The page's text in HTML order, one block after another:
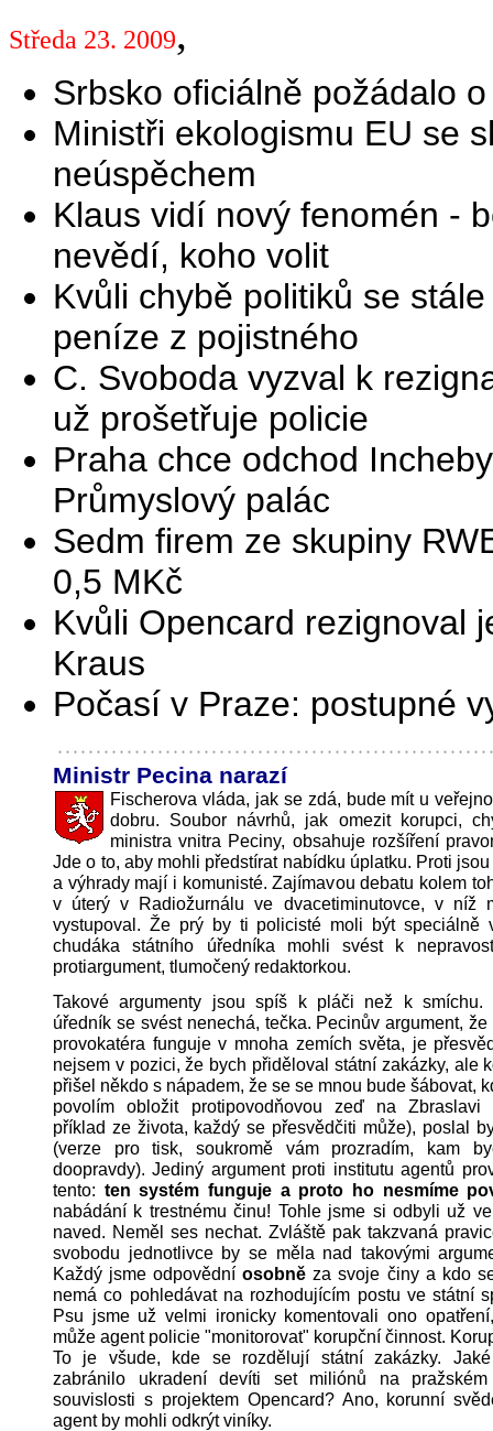
Středa 23. 2009,
Srbsko oficiálně požádalo
Ministři ekologismu EU se
neúspěchem
Klaus vidí nový fenomén -
nevědí, koho volit
Kvůli chybě politiků se
peníze z pojistného
C. Svoboda vyzval k
už prošetřuje policie
Praha chce odchod
Průmyslový palác
Sedm firem ze skupiny
0,5 MKč
Kvůli Opencard rezignoval
Kraus
Počasí v Praze: postupné
Ministr Pecina narazí
Fischerova vláda, jak se zdá, bude mít u
dobru. Soubor návrhů, jak omezit korupci,
ministra vnitra Peciny, obsahuje rozšíření
Jde o to, aby mohli předstírat nabídku úplatku. Proti
a výhrady mají i komunisté. Zajímavou debatu kolem
v úterý v Radiožurnálu ve dvacetiminutovce, v níž
vystupoval. Že prý by ti policisté moli být speciálně
chudáka státního úředníka mohli svést k
protiargument, tlumočený redaktorkou.
Takové argumenty jsou spíš k pláči než k smíchu.
úředník se svést nenechá, tečka. Pecinův argument,
provokatéra funguje v mnoha zemích světa, je
nejsem v pozici, že bych přiděloval státní zakázky, ale
přišel někdo s nápadem, že se se mnou bude šábovat,
povolím obložit protipovodňovou zeď na Zbraslavi
příklad ze života, každý se přesvědčiti může), poslal
(verze pro tisk, soukromě vám prozradím, kam
doopravdy). Jediný argument proti institutu agentů
tento: ten systém funguje a proto ho nesmíme
nabádání k trestnému činu! Tohle jsme si odbyli už
naved. Neměl ses nechat. Zvláště pak takzvaná
svobodu jednotlivce by se měla nad takovými
Každý jsme odpovědníosobně za svoje činy a kdo
nemá co pohledávat na rozhodujícím postu ve státní
Psu jsme už velmi ironicky komentovali ono
může agent policie "monitorovat" korupční činnost.
To je všude, kde se rozdělují státní zakázky. Jaké
zabránilo ukradení devíti set miliónů na
souvislosti s projektem Opencard? Ano, korunní
agent by mohli odkrýt viníky.